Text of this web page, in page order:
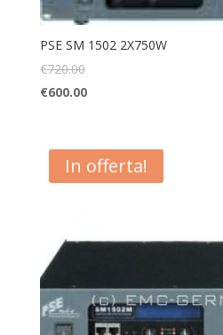
PSE SM 1502 2X750W
€720.00
€600.00
In offerta!